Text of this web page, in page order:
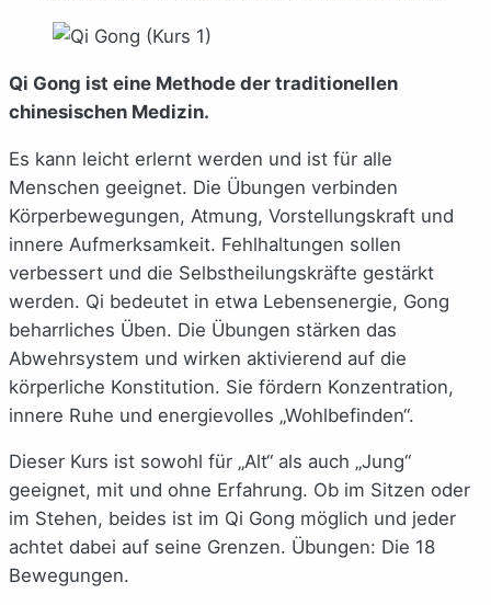
Qi Gong ist eine Methode der traditionellen
chinesischen Medizin.
Es kann leicht erlernt werden und ist für alle
Menschen geeignet. Die Übungen verbinden
Körperbewegungen, Atmung, Vorstellungskraft und
innere Aufmerksamkeit. Fehlhaltungen sollen
verbessert und die Selbstheilungskräfte gestärkt
werden. Qi bedeutet in etwa Lebensenergie, Gong
beharrliches Üben. Die Übungen stärken das
Abwehrsystem und wirken aktivierend auf die
körperliche Konstitution. Sie fördern Konzentration,
innere Ruhe und energievolles „Wohlbefinden“.
Dieser Kurs ist sowohl für „Alt“ als auch „Jung“
geeignet, mit und ohne Erfahrung. Ob im Sitzen oder
im Stehen, beides ist im Qi Gong möglich und jeder
achtet dabei auf seine Grenzen. Übungen: Die 18
Bewegungen.